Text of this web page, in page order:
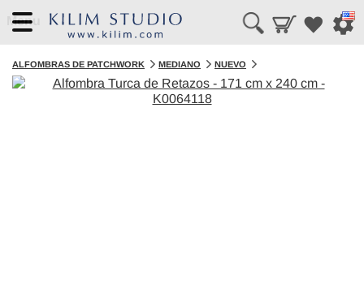
Menu
ALFOMBRAS DE PATCHWORK MEDIANO NUEVO